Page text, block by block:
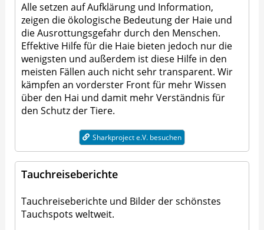
Alle setzen auf Aufklärung und Information,
zeigen die ökologische Bedeutung der Haie und
die Ausrottungsgefahr durch den Menschen.
Effektive Hilfe für die Haie bieten jedoch nur die
wenigsten und außerdem ist diese Hilfe in den
meisten Fällen auch nicht sehr transparent. Wir
kämpfen an vorderster Front für mehr Wissen
über den Hai und damit mehr Verständnis für
den Schutz der Tiere.
Sharkproject e.V. besuchen
Tauchreiseberichte
Tauchreiseberichte und Bilder der schönstes
Tauchspots weltweit.